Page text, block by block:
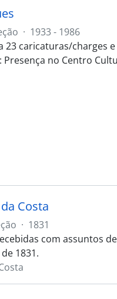
· 1933 - 1986
23 caricaturas/charges
Presença no Centro
Costa
· 1831
com assuntos
1831.